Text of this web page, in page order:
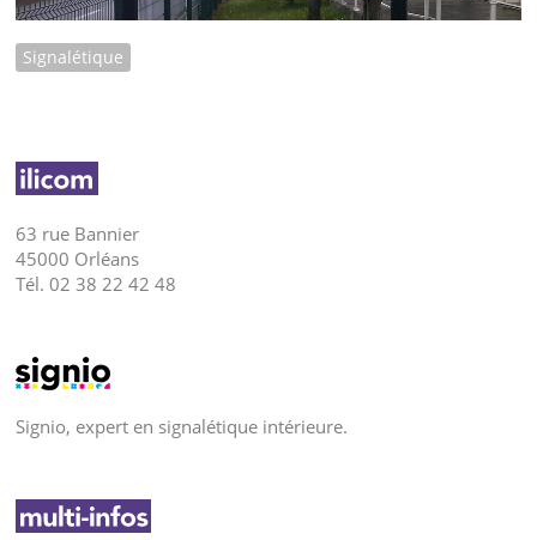
Signalétique
63 rue Bannier
45000 Orléans
Tél. 02 38 22 42 48
Signio, expert en signalétique intérieure.